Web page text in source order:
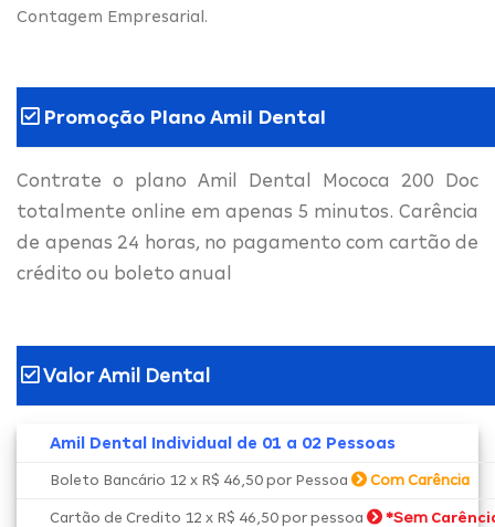
Contagem Empresarial.
Promoção Plano Amil Dental
Contrate o plano Amil Dental Mococa 200 Doc
totalmente online em apenas 5 minutos. Carência
de apenas 24 horas, no pagamento com cartão de
crédito ou boleto anual
Valor Amil Dental
Amil Dental Individual de 01 a 02 Pessoas
Boleto Bancário 12 x R$ 46,50 por Pessoa Com Carência
Cartão de Credito 12 x R$ 46,50 por pessoa *Sem